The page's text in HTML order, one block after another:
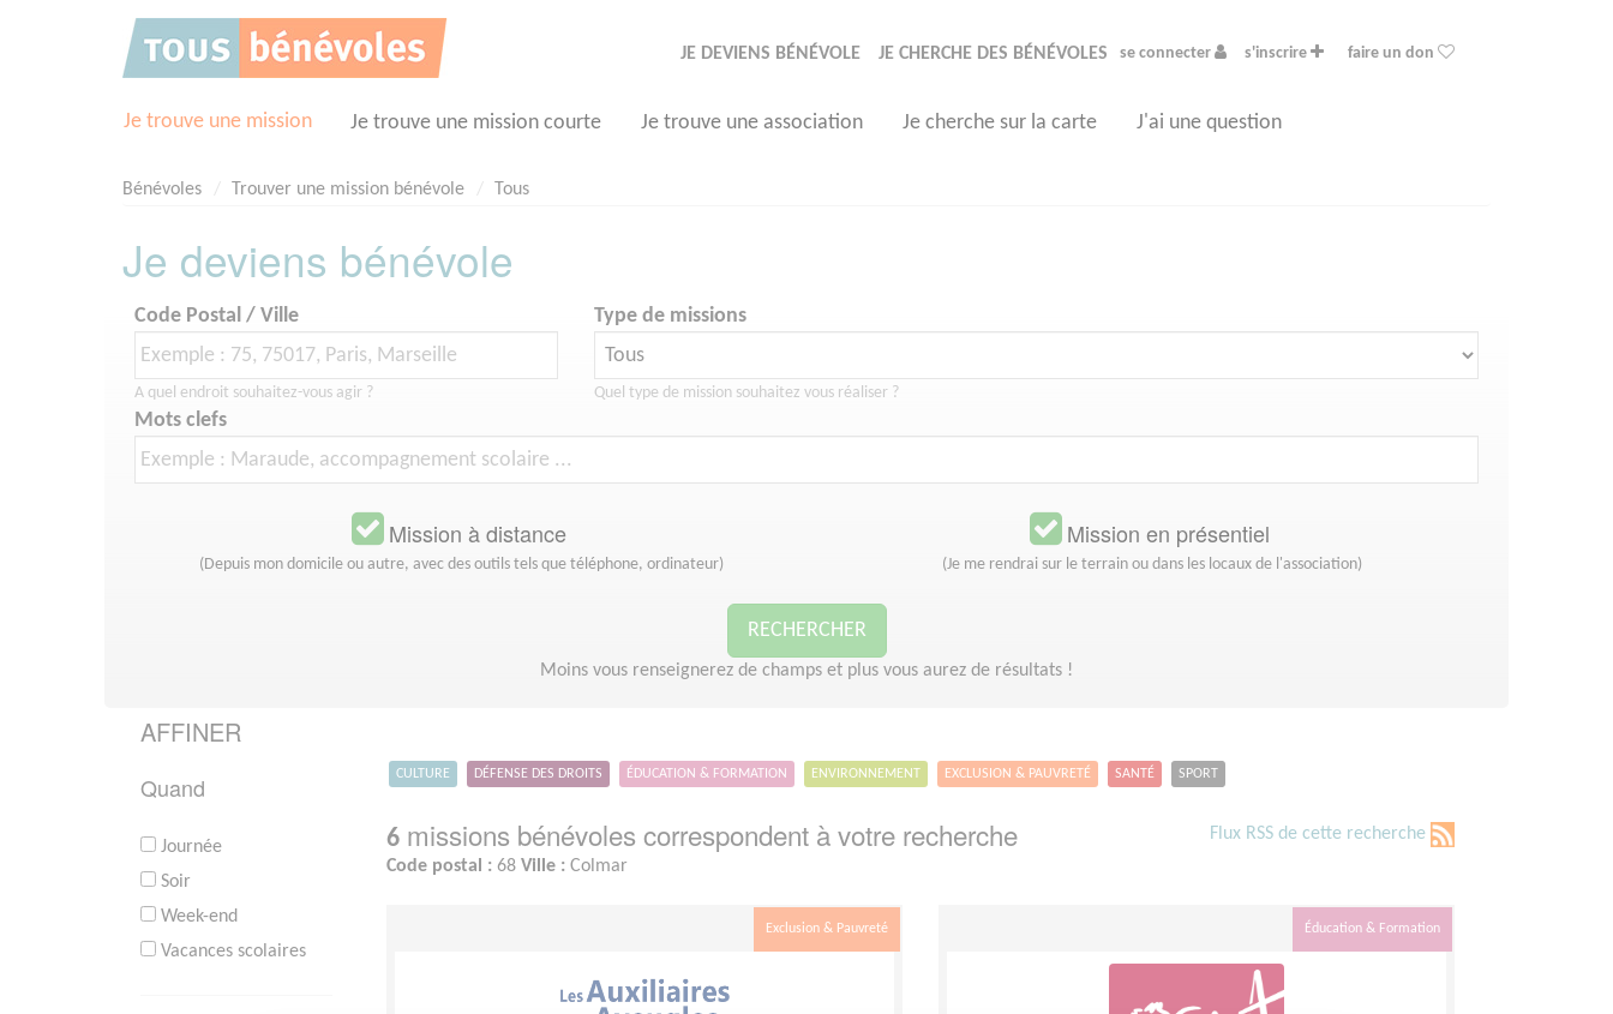
JE DEVIENS BÉNÉVOLE JE CHERCHE DES BÉNÉVOLES se connecter s'inscrire faire un don
Je trouve une mission Je trouve une mission courte Je trouve une association Je cherche sur la carte J'ai une question
Bénévoles Trouver une mission bénévole Tous
Je deviens bénévole
Code Postal / Ville
A quel endroit souhaitez-vous agir ?
Type de missions
Quel type de mission souhaitez vous réaliser ?
Mots clefs
Mission à distance
(Depuis mon domicile ou autre, avec des outils tels que téléphone, ordinateur)
Mission en présentiel
(Je me rendrai sur le terrain ou dans les locaux de l'association)
RECHERCHER
Moins vous renseignerez de champs et plus vous aurez de résultats !
AFFINER
Quand
Journée
Soir
Week-end
Vacances scolaires
CULTURE DÉFENSE DES DROITS ÉDUCATION & FORMATION ENVIRONNEMENT EXCLUSION & PAUVRETÉ SANTÉ SPORT
Flux RSS de cette recherche
6 missions bénévoles correspondent à votre recherche
Code postal : 68 Ville : Colmar
Exclusion & Pauvreté Éducation & Formation